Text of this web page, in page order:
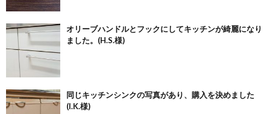
オリーブハンドルとフックにしてキッチンが綺麗になり
ました。(H.S.様)
同じキッチンシンクの写真があり、購入を決めました
(I.K.様)